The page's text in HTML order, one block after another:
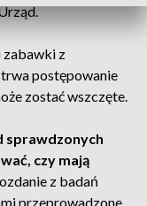
zabawki z
postępowanie
zostać wszczęte.
sprawdzonych
czy mają
z badań
przeprowadzone